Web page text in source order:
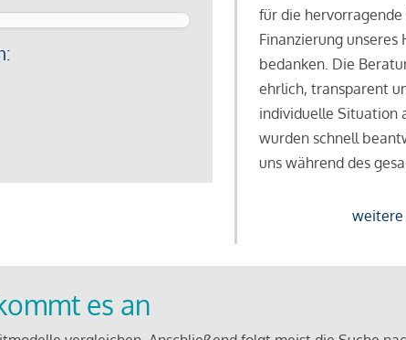
für die
Finanzierung unseres
bedanken. Die
ehrlich, transparent
individuelle Situation
wurden schnell
uns während des
weitere
es an